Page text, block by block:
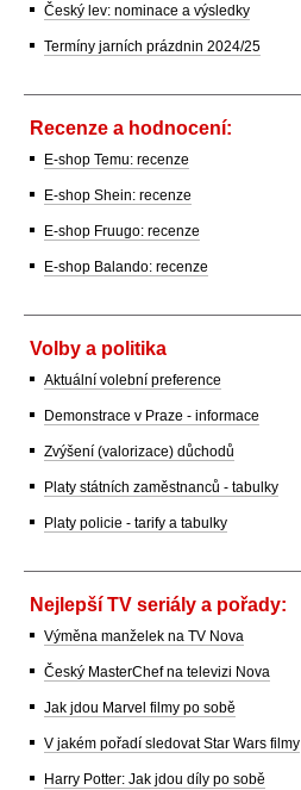
Český lev: nominace a výsledky
Termíny jarních prázdnin 2024/25
Recenze a hodnocení:
E-shop Temu: recenze
E-shop Shein: recenze
E-shop Fruugo: recenze
E-shop Balando: recenze
Volby a politika
Aktuální volební preference
Demonstrace v Praze - informace
Zvýšení (valorizace) důchodů
Platy státních zaměstnanců - tabulky
Platy policie - tarify a tabulky
Nejlepší TV seriály a pořady:
Výměna manželek na TV Nova
Český MasterChef na televizi Nova
Jak jdou Marvel filmy po sobě
V jakém pořadí sledovat Star Wars filmy
Harry Potter: Jak jdou díly po sobě